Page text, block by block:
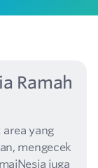
Ramah
yang
mengecek
juga